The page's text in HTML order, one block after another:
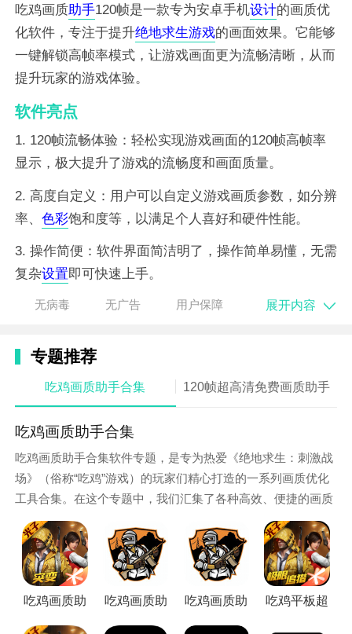
吃鸡画质助手120帧是一款专为安卓手机设计的画质优
化软件，专注于提升绝地求生游戏的画面效果。它能够
一键解锁高帧率模式，让游戏画面更为流畅清晰，从而
提升玩家的游戏体验。
软件亮点
1. 120帧流畅体验：轻松实现游戏画面的120帧高帧率
显示，极大提升了游戏的流畅度和画面质量。
2. 高度自定义：用户可以自定义游戏画质参数，如分辨
率、 色彩饱和度等，以满足个人喜好和硬件性能。
3. 操作简便：软件界面简洁明了，操作简单易懂，无需
复杂设置即可快速上手。
软件特性
数，确保画面流畅且不影响手机性能。
2. 多版本支持：支持绝地求生游戏的不同版本，满足不
害，也无需担心游戏账号被封禁。
软件优势
1. 提升游戏体验：通过优化画质和帧率，让玩家在游戏
中更加沉浸，提升游戏体验。
2. 增强竞技优势：高清流畅的画面有助于玩家更好地观
察敌人动态，从而在游戏中获得更多优势。
无病毒 无广告 用户保障 展开内容
专题推荐
吃鸡画质助手合集 120帧超高清免费画质助手
吃鸡画质助手合集
吃鸡画质助手合集软件专题，是专为热爱《绝地求生：刺激战
场》（俗称“吃鸡”游戏）的玩家们精心打造的一系列画质优化
工具合集。在这个专题中，我们汇集了各种高效、便捷的画质
助手软件，旨在提升游戏体验，让每一个战场细节都尽收眼
底。这些画质助手软件具有多种实用功能。它们能
吃鸡画质助 吃鸡画质助 吃鸡画质助 吃鸡平板超